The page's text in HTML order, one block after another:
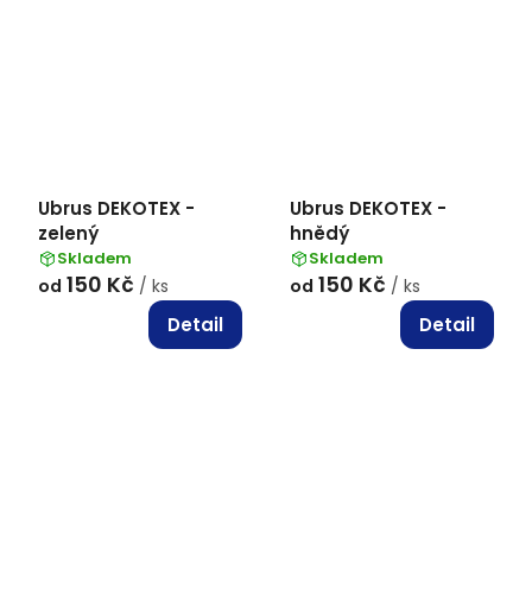
Ubrus DEKOTEX -
zelený
Skladem
od 150 Kč / ks
Detail
Ubrus DEKOTEX -
hnědý
Skladem
od 150 Kč / ks
Detail